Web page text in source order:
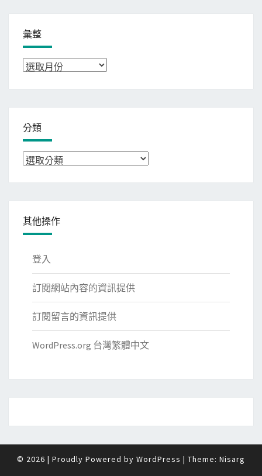
彙整
彙
分類
分
其他操作
登入
訂閱網站內容的資訊提供
訂閱留言的資訊提供
WordPress.org 台灣繁體中文
© 2026 | Proudly Powered by WordPress | Theme: Nisarg